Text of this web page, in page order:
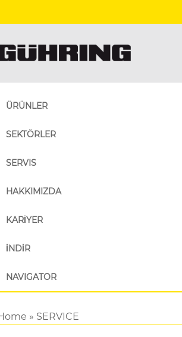
ÜRÜNLER
SEKTÖRLER
SERVIS
HAKKIMIZDA
KARİYER
İNDİR
NAVIGATOR
» SERVICE